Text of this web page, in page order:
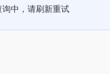
询中，请刷新重试